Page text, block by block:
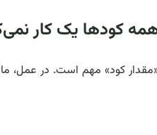
کودها یک کار
«مقدار کود» مهم است. در